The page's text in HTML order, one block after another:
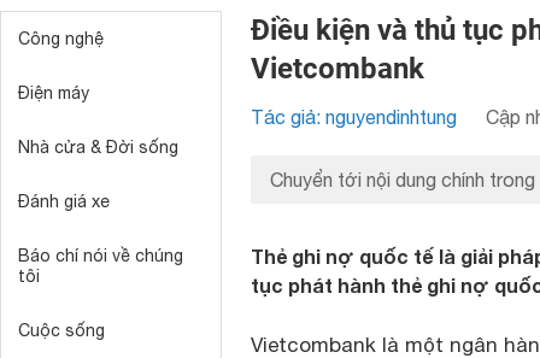
Công nghệ
Điện máy
Nhà cửa & Đời sống
Đánh giá xe
Báo chí nói về chúng
tôi
Cuộc sống
Điều kiện và thủ tục
Vietcombank
Tác giả: nguyendinhtung Cập
Chuyển tới nội dung chính trong
Thẻ ghi nợ quốc tế là giải
tục phát hành thẻ ghi nợ
Vietcombank là một ngân